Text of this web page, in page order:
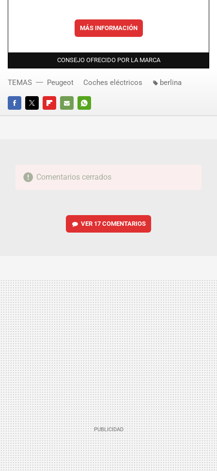
MÁS INFORMACIÓN
CONSEJO OFRECIDO POR LA MARCA
FACEBOOKTWITTERFLIPBOARD
E-
WHATSAPP
TEMAS Peugeot Coches eléctricos berlina
Comentarios cerrados
VER 17 COMENTARIOS